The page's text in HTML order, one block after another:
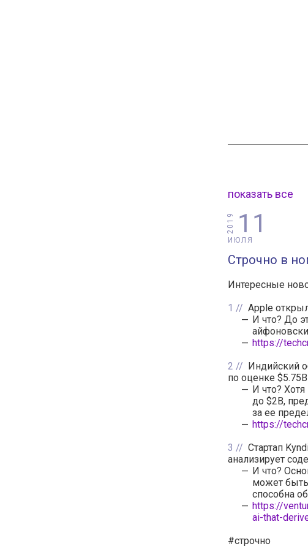
показать все
11
ИЮЛЯ
2019
Строчно в
Интересные
1
Apple
И что? До
https://
2
Индийский
по оценке $5.75B
И что?
до $2B,
за ее
https://
3
Стартап
анализирует
И что?
может быть
способна
https://
ai-that-
#строчно